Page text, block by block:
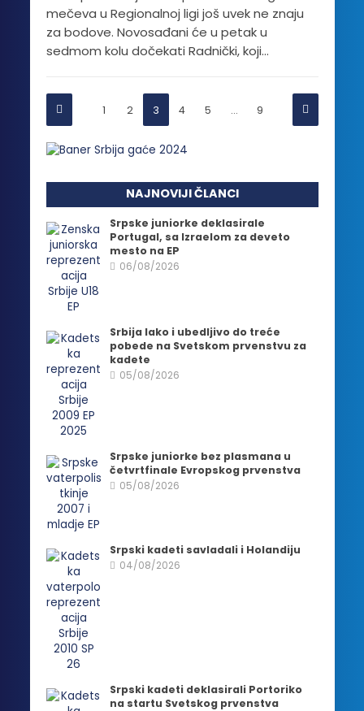
mečeva u Regionalnoj ligi još uvek ne znaju
za bodove. Novosađani će u petak u
sedmom kolu dočekati Radnički, koji...
1 2 3 4 5 … 9
NAJNOVIJI ČLANCI
Srpske juniorke deklasirale
Portugal, sa Izraelom za deveto
mesto na EP
06/08/2026
Srbija lako i ubedljivo do treće
pobede na Svetskom prvenstvu za
kadete
05/08/2026
Srpske juniorke bez plasmana u
četvrtfinale Evropskog prvenstva
05/08/2026
Srpski kadeti savladali i Holandiju
04/08/2026
Srpski kadeti deklasirali Portoriko
na startu Svetskog prvenstva